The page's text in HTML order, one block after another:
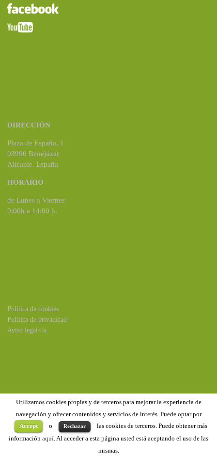
Utilizamos cookies propias y de terceros para mejorar la experiencia de
navegación y ofrecer contenidos y servicios de interés. Puede optar por
Accept
o Rechazar
las cookies de terceros. Puede obtener más
información aquí. Al acceder a esta página usted está aceptando el uso de las
mismas.
DIRECCIÓN
Plaza de España, 1
03990 Benejúzar
Alicante. España
HORARIO
de Lunes a Viernes
9:00h a 14:00 h.
Política de cookies
Política de privacidad
Aviso legal</a
Copyright ©2020Benejúzar